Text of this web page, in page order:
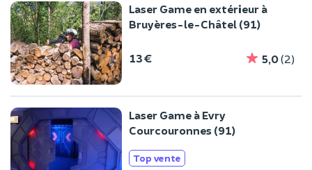
Laser Game en extérieur à
Bruyères-le-Châtel (91)
13 € 5,0(2)
Laser Game à Evry
Courcouronnes (91)
Top vente